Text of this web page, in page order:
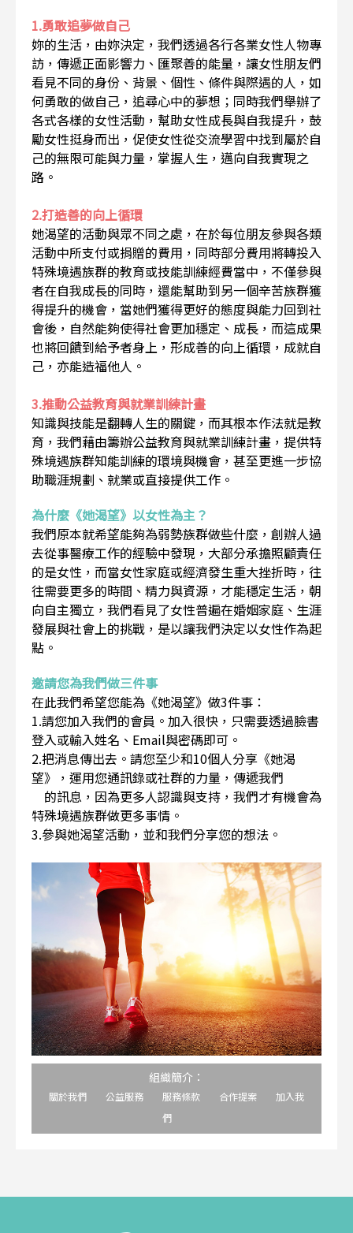
1.勇敢追夢做自己
妳的生活，由妳決定，我們透過各行各業女性人物專
訪，傳遞正面影響力、匯聚善的能量，讓女性朋友們
看見不同的身份、背景、個性、條件與際遇的人，如
何勇敢的做自己，追尋心中的夢想；同時我們舉辦了
各式各樣的女性活動，幫助女性成長與自我提升，鼓
勵女性挺身而出，促使女性從交流學習中找到屬於自
己的無限可能與力量，掌握人生，邁向自我實現之
路。
2.打造善的向上循環
她渴望的活動與眾不同之處，在於每位朋友參與各類
活動中所支付或捐贈的費用，同時部分費用將轉投入
特殊境遇族群的教育或技能訓練經費當中，不僅參與
者在自我成長的同時，還能幫助到另一個辛苦族群獲
得提升的機會，當她們獲得更好的態度與能力回到社
會後，自然能夠使得社會更加穩定、成長，而這成果
也將回饋到給予者身上，形成善的向上循環，成就自
己，亦能造福他人。
3.推動公益教育與就業訓練計畫
知識與技能是翻轉人生的關鍵，而其根本作法就是教
育，我們藉由籌辦公益教育與就業訓練計畫，提供特
殊境遇族群知能訓練的環境與機會，甚至更進一步協
助職涯規劃、就業或直接提供工作。
為什麼《她渴望》以女性為主？
我們原本就希望能夠為弱勢族群做些什麼，創辦人過
去從事醫療工作的經驗中發現，大部分承擔照顧責任
的是女性，而當女性家庭或經濟發生重大挫折時，往
往需要更多的時間、精力與資源，才能穩定生活，朝
向自主獨立，我們看見了女性普遍在婚姻家庭、生涯
發展與社會上的挑戰，是以讓我們決定以女性作為起
點。
邀請您為我們做三件事
在此我們希望您能為《她渴望》做3件事：
1.請您加入我們的會員。加入很快，只需要透過臉書
登入或輸入姓名、Email與密碼即可。
2.把消息傳出去。請您至少和10個人分享《她渴
望》，運用您通訊錄或社群的力量，傳遞我們
的訊息，因為更多人認識與支持，我們才有機會為
特殊境遇族群做更多事情。
3.參與她渴望活動，並和我們分享您的想法。
組織簡介：
關於我們 公益服務 服務條款 合作提案
加入我
們